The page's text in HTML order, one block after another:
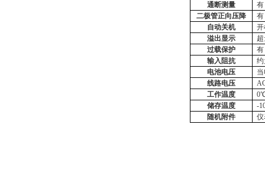
通断测量
有
二极管正向压降
有
自动关机
溢出显示
过载保护
有
输入阻抗
电池电压
线路电压
工作温度
储存温度
-
随机附件